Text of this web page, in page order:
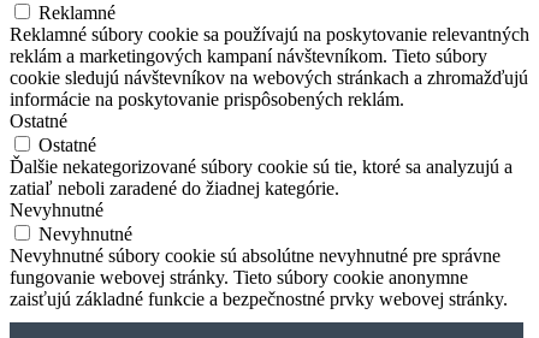
Reklamné
Reklamné súbory cookie sa používajú na poskytovanie relevantných
reklám a marketingových kampaní návštevníkom. Tieto súbory
cookie sledujú návštevníkov na webových stránkach a zhromažďujú
informácie na poskytovanie prispôsobených reklám.
Ostatné
Ostatné
Ďalšie nekategorizované súbory cookie sú tie, ktoré sa analyzujú a
zatiaľ neboli zaradené do žiadnej kategórie.
Nevyhnutné
Nevyhnutné
Nevyhnutné súbory cookie sú absolútne nevyhnutné pre správne
fungovanie webovej stránky. Tieto súbory cookie anonymne
zaisťujú základné funkcie a bezpečnostné prvky webovej stránky.